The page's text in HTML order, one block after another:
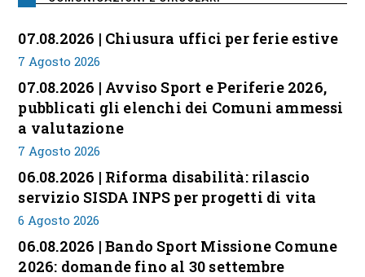
07.08.2026 | Chiusura uffici per ferie estive
7 Agosto 2026
07.08.2026 | Avviso Sport e Periferie 2026,
pubblicati gli elenchi dei Comuni ammessi
a valutazione
7 Agosto 2026
06.08.2026 | Riforma disabilità: rilascio
servizio SISDA INPS per progetti di vita
6 Agosto 2026
06.08.2026 | Bando Sport Missione Comune
2026: domande fino al 30 settembre